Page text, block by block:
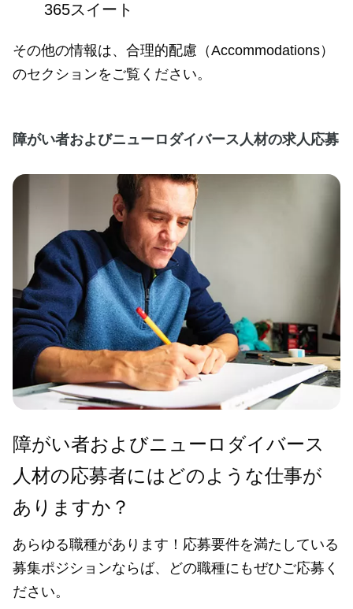
365スイート
その他の情報は、合理的配慮（Accommodations）
のセクションをご覧ください。
障がい者およびニューロダイバース人材の求人応募
障がい者およびニューロダイバース
人材の応募者にはどのような仕事が
ありますか？
あらゆる職種があります！応募要件を満たしている
募集ポジションならば、どの職種にもぜひご応募く
ださい。